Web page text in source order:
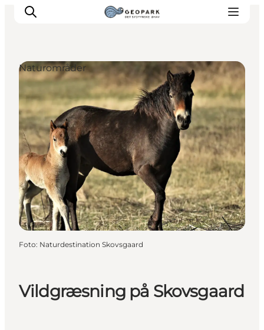
Vildgræsning på Skovsgaard
Naturområder
Foto: Naturdestination Skovsgaard